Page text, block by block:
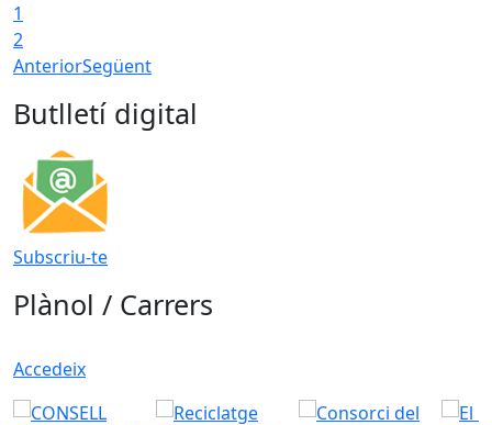
1
2
AnteriorSegüent
Butlletí digital
Subscriu-te
Plànol / Carrers
Accedeix